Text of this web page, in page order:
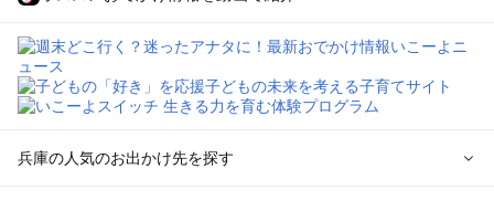
兵庫の人気のお出かけ先を探す